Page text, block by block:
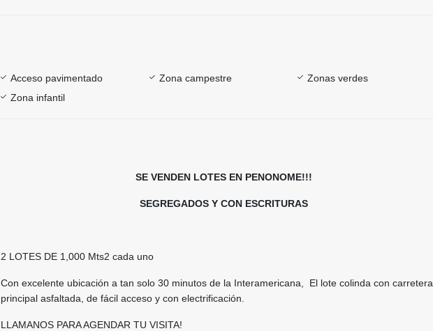
Acceso pavimentado Zona campestre
Zonas verdes
Zona infantil
SE VENDEN LOTES EN PENONOME!!!
SEGREGADOS Y CON ESCRITURAS
2 LOTES DE 1,000 Mts2 cada uno
Con excelente ubicación a tan solo 30 minutos de la Interamericana, El lote colinda con carretera
principal asfaltada, de fácil acceso y con electrificación.
LLAMANOS PARA AGENDAR TU VISITA!